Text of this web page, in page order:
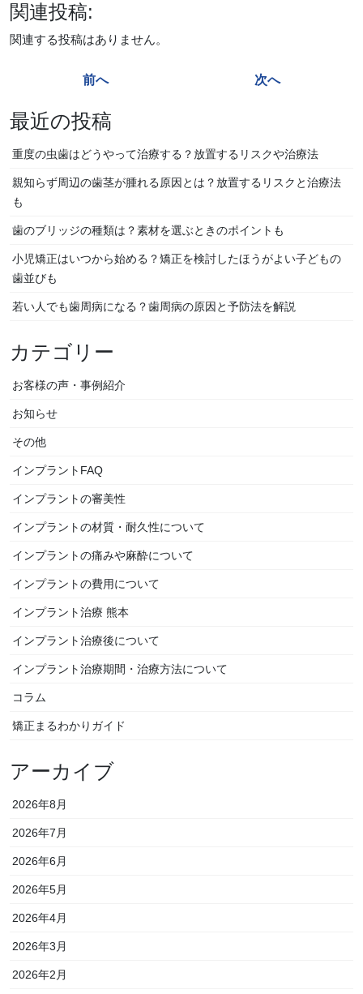
関連投稿:
関連する投稿はありません。
ナ
ビ
ゲ
ー
シ
ョ
ン
前へ 次へ
最近の投稿
重度の虫歯はどうやって治療する？放置するリスクや治療法
親知らず周辺の歯茎が腫れる原因とは？放置するリスクと治療法
も
歯のブリッジの種類は？素材を選ぶときのポイントも
小児矯正はいつから始める？矯正を検討したほうがよい子どもの
歯並びも
若い人でも歯周病になる？歯周病の原因と予防法を解説
カテゴリー
お客様の声・事例紹介
お知らせ
その他
インプラントFAQ
インプラントの審美性
インプラントの材質・耐久性について
インプラントの痛みや麻酔について
インプラントの費用について
インプラント治療 熊本
インプラント治療後について
インプラント治療期間・治療方法について
コラム
矯正まるわかりガイド
アーカイブ
2026年8月
2026年7月
2026年6月
2026年5月
2026年4月
2026年3月
2026年2月